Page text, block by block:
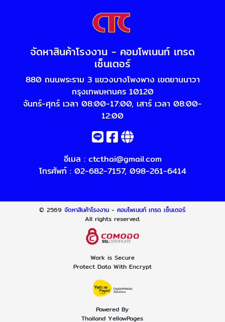
จัดหาสินค้าโรงงาน - คอมโพเนนท์ เทรด
เซ็นเตอร์
880 ถนนพระราม 3 แขวงบางโพงพาง เขตยานนาวา
กรุงเทพมหานคร 10120
จันทร์-ศุกร์ เวลา 08:00-17:00, เสาร์ เวลา 08:00-
12:00
อีเมล : ctcthai@gmail.com
โทรศัพท์ : 02-682-7157, 098-261-6414
© 2569จัดหาสินค้าโรงงาน - คอมโพเนนท์ เทรด เซ็นเตอร์
All rights reserved.
Work is Secure
Protect Data With Encrypt
Powered By
Thailand YellowPages